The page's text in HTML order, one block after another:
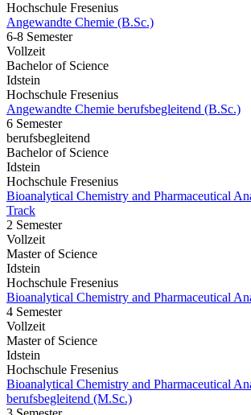
Hochschule Fresenius
Angewandte Chemie (B.Sc.)
6-8 Semester
Vollzeit
Bachelor of Science
Idstein
Hochschule Fresenius
Angewandte Chemie berufsbegleitend (B.Sc.)
6 Semester
berufsbegleitend
Bachelor of Science
Idstein
Hochschule Fresenius
Bioanalytical Chemistry and Pharmaceutical
Track
2 Semester
Vollzeit
Master of Science
Idstein
Hochschule Fresenius
Bioanalytical Chemistry and Pharmaceutical
4 Semester
Vollzeit
Master of Science
Idstein
Hochschule Fresenius
Bioanalytical Chemistry and Pharmaceutical
berufsbegleitend (M.Sc.)